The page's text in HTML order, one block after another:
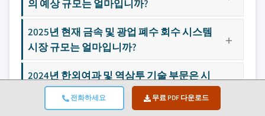
전화하세요 무료 PDF 다운로드
의 예상 규모는 얼마입니까?
2025년 현재 금속 및 광업 폐수 회수 시스템
시장 규모는 얼마입니까?
2024년 한외여과 및 역삼투 기술 부문은 시
장 점유율을 얼마나 차지했습니까?